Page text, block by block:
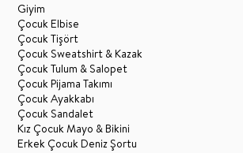
Giyim
Çocuk Elbise
Çocuk Tişört
Çocuk Sweatshirt & Kazak
Çocuk Tulum & Salopet
Çocuk Pijama Takımı
Çocuk Ayakkabı
Çocuk Sandalet
Kız Çocuk Mayo & Bikini
Erkek Çocuk Deniz Şortu